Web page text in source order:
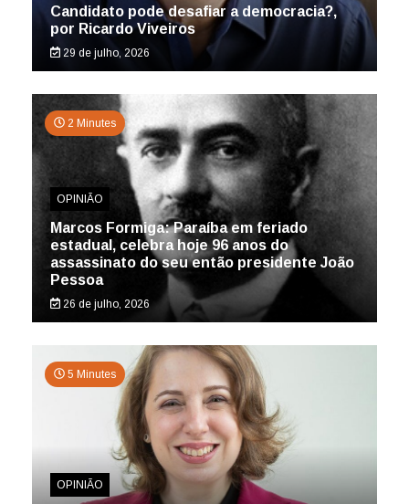
Candidato pode desafiar a democracia?,
por Ricardo Viveiros
29 de julho, 2026
2 Minutes
OPINIÃO
Marcos Formiga: Paraíba em feriado
estadual, celebra hoje 96 anos do
assassinato do seu então presidente João
Pessoa
26 de julho, 2026
5 Minutes
OPINIÃO